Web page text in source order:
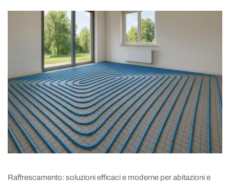
Articoli
Contatti
Area Clienti
Raffrescamento: soluzioni efficaci e moderne per abitazioni e